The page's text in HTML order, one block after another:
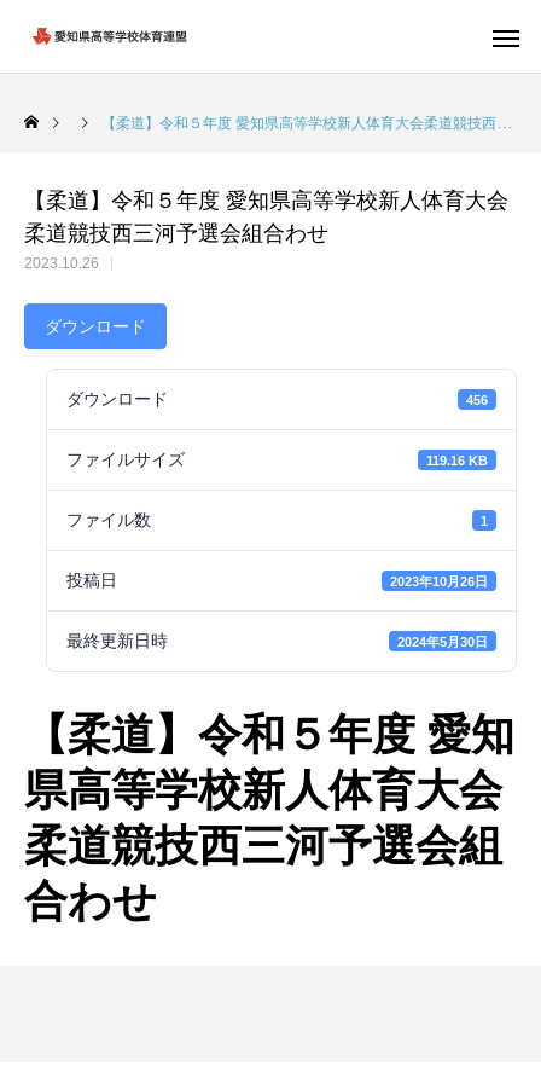
【柔道】令和５年度 愛知県高等学校新人体育大会柔道競技西三河予選会組合わせ
【柔道】令和５年度 愛知県高等学校新人体育大会
柔道競技西三河予選会組合わせ
2023.10.26
ダウンロード
ダウンロード 456
ファイルサイズ 119.16 KB
ファイル数 1
投稿日 2023年10月26日
最終更新日時 2024年5月30日
【柔道】令和５年度 愛知
県高等学校新人体育大会
柔道競技西三河予選会組
合わせ